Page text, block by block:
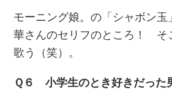
モーニング娘。の「シャボン
華さんのセリフのところ！ そ
歌う（笑）。
Ｑ６ 小学生のとき好きだった